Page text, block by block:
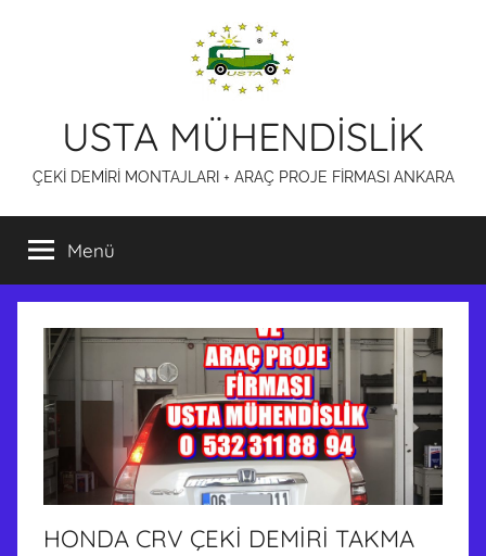
USTA MÜHENDİSLİK
ÇEKİ DEMİRİ MONTAJLARI + ARAÇ PROJE FİRMASI ANKARA
Menü
HONDA CRV ÇEKİ DEMİRİ TAKMA